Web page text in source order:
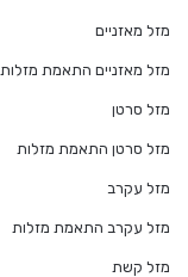
מזל מאזניים
מזל מאזניים התאמת מזלות
מזל סרטן
מזל סרטן התאמת מזלות
מזל עקרב
מזל עקרב התאמת מזלות
מזל קשת